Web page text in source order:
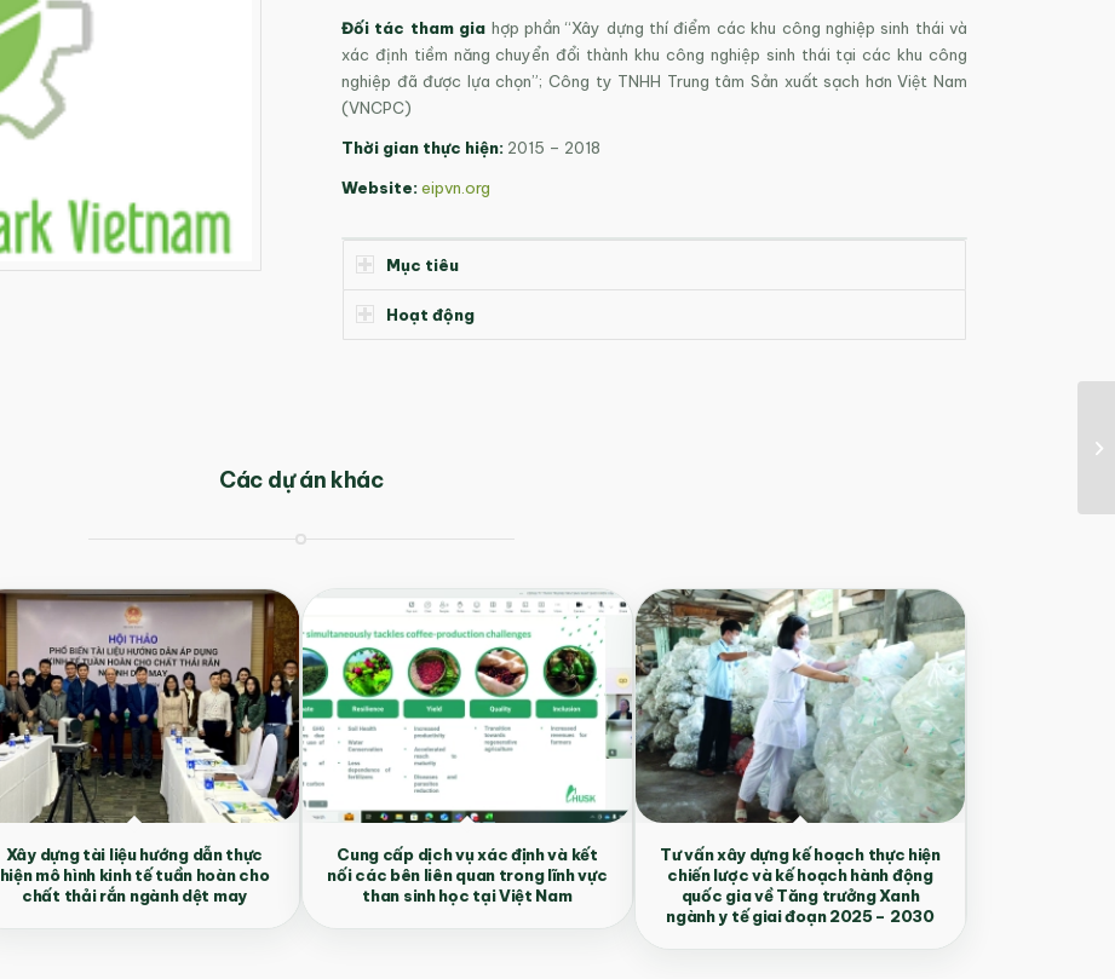
Đối tác tham gia hợp phần “Xây dựng thí điểm các khu công nghiệp sinh thái và
xác định tiềm năng chuyển đổi thành khu công nghiệp sinh thái tại các khu công
nghiệp đã được lựa chọn”; Công ty TNHH Trung tâm Sản xuất sạch hơn Việt Nam
(VNCPC)
Thời gian thực hiện: 2015 – 2018
Website: eipvn.org
Mục tiêu
Hoạt động
Các dự án khác
Xây dựng tài liệu hướng dẫn thực
hiện mô hình kinh tế tuần hoàn cho
chất thải rắn ngành dệt may
Cung cấp dịch vụ xác định và kết
nối các bên liên quan trong lĩnh vực
than sinh học tại Việt Nam
Tư vấn xây dựng kế hoạch thực hiện
chiến lược và kế hoạch hành động
quốc gia về Tăng trưởng Xanh
ngành y tế giai đoạn 2025 – 2030